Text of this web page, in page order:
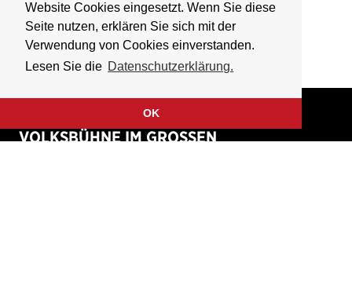
Website Cookies eingesetzt. Wenn Sie diese
Seite nutzen, erklären Sie sich mit der
Verwendung von Cookies einverstanden.
Lesen Sie die Datenschutzerklärung.
OK
VOLKSBÜHNE IM GROSSEN